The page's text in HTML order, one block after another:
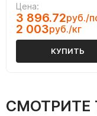
Цена:
3 896.72руб./
2 003руб./кг
КУПИТЬ
СМОТРИТЕ